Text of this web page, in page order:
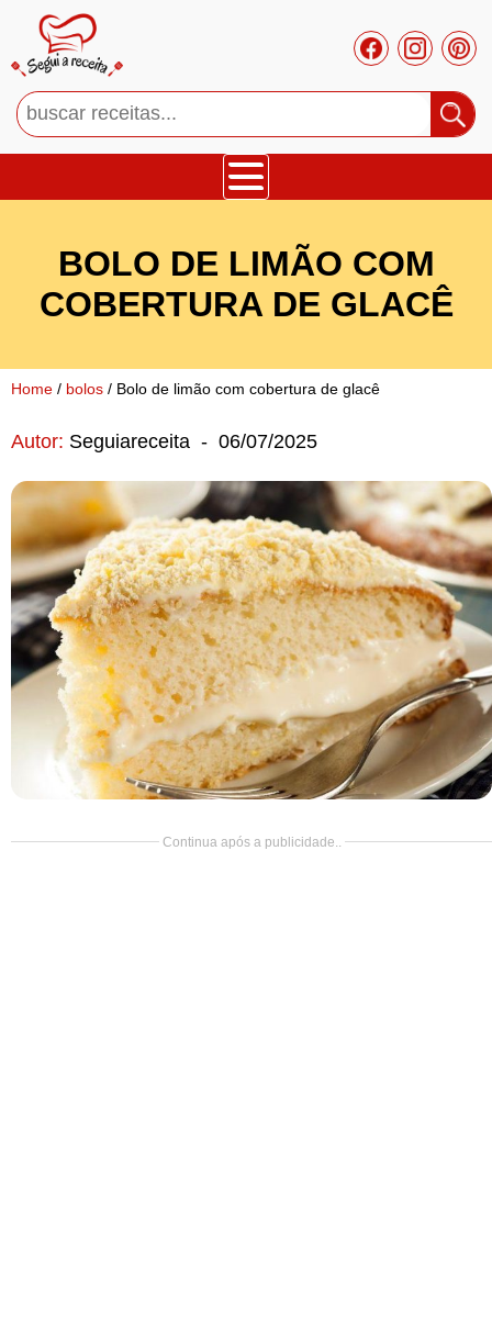
Cupcakes
Salgado
Doce
Pão
Salada
Almoço
Cocada
BOLO DE LIMÃO COM
COBERTURA DE GLACÊ
Home / bolos / Bolo de limão com cobertura de glacê
Autor: Seguiareceita - 06/07/2025
Continua após a publicidade..